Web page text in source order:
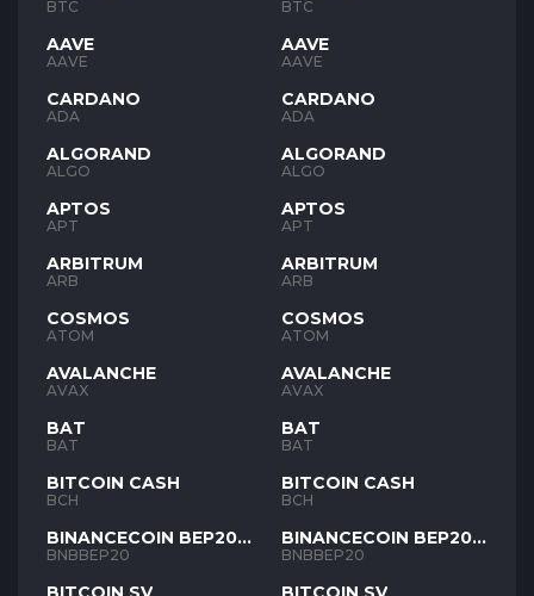
BTC
AAVE
AAVE
CARDANO
ADA
ALGORAND
ALGO
APTOS
APT
ARBITRUM
ARB
COSMOS
ATOM
AVALANCHE
AVAX
BAT
BAT
BITCOIN CASH
BCH
BINANCECOIN BEP20
BNB
BNBBEP20
BTC
AAVE
AAVE
CARDANO
ADA
ALGORAND
ALGO
APTOS
APT
ARBITRUM
ARB
COSMOS
ATOM
AVALANCHE
AVAX
BAT
BAT
BITCOIN CASH
BCH
BINANCECOIN BEP20
BNB
BNBBEP20